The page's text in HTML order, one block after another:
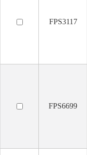
FPS3117
FPS6699